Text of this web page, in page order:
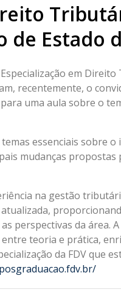
de Estado
em
recentemente, o
uma aula sobre o
essenciais sobre
mudanças
na gestão
perspectivas da área.
teoria e prática,
da FDV que